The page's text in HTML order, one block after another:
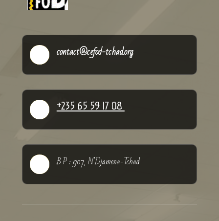
contact@cefod-tchad.org
+235 65 59 17 08
B P : 907, N’Djamena-Tchad